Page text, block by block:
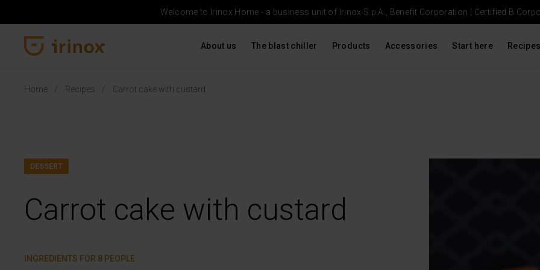
Welcome to Irinox Home - a business unit of Irinox S.p.A., Benefit Corporation | Certified B
About us The blast chiller Products Accessories Start here Recipes
Home Recipes Carrot cake with custard
DESSERT
Carrot cake with custard
INGREDIENTS FOR 8 PEOPLE